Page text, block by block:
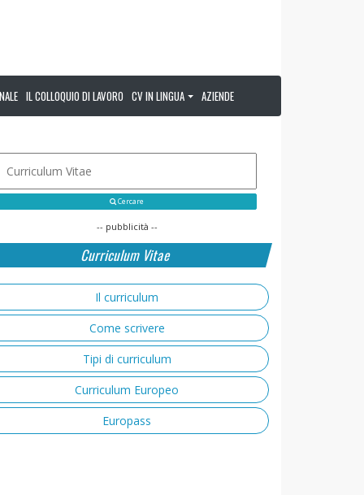
IL COLLOQUIO DI LAVORO CV IN LINGUA AZIENDE
Cercare
-- pubblicità --
Curriculum Vitae
Il curriculum
Come scrivere
Tipi di curriculum
Curriculum Europeo
Europass